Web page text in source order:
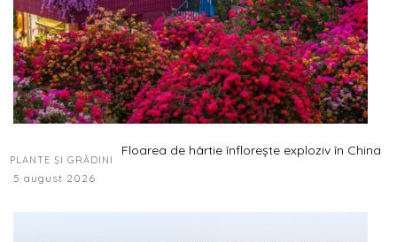
PLANTE ȘI GRĂDINI
Floarea de hârtie înflorește exploziv în China
5 august 2026